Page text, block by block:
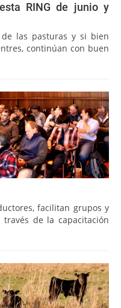
RING de junio y
las pasturas y si bien
continúan con buen
facilitan grupos y
de la capacitación